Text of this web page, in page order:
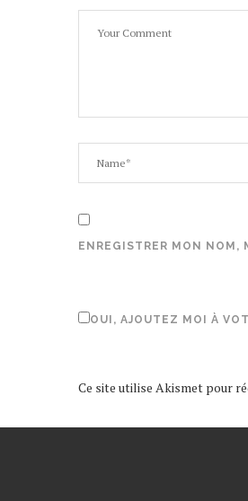
ENREGISTRER MON NOM,
OUI, AJOUTEZ MOI À
Ce site utilise Akismet pour